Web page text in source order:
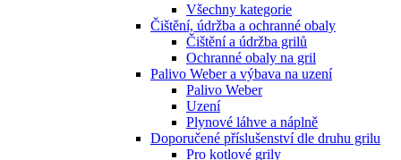
Všechny kategorie
Čištění, údržba a ochranné obaly
Čištění a údržba grilů
Ochranné obaly na gril
Palivo Weber a výbava na uzení
Palivo Weber
Uzení
Plynové láhve a náplně
Doporučené příslušenství dle druhu grilu
Pro kotlové grily